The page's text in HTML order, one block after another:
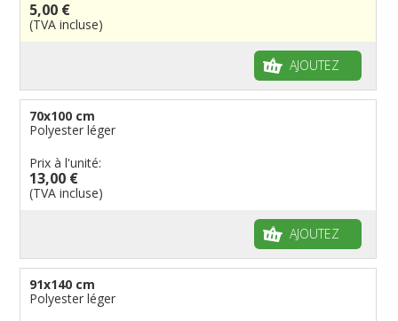
Régions reste du monde
Provinces néerlandaises
Cantons suisses
Drapeaux de courtoisie
Français
Drapeaux organisations internationales
Drapeaux publicitaires
Drapeaux groupes ethniques & nations non
Fanions personnalisés
Drapeaux à voile et à goutte
Drapeaux pirates
Drapeaux de table
5,00 €
(TVA incluse)
AJOUTEZ
70x100 cm
Polyester léger
Prix à l'unité:
13,00 €
(TVA incluse)
AJOUTEZ
91x140 cm
Polyester léger